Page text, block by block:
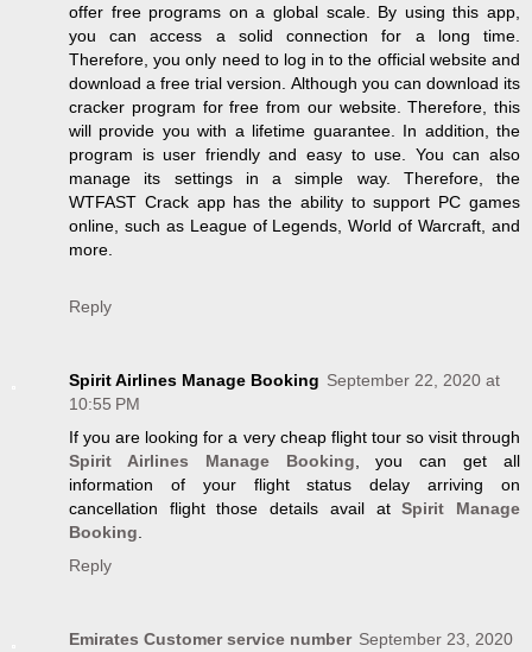
offer free programs on a global scale. By using this app,
you can access a solid connection for a long time.
Therefore, you only need to log in to the official website and
download a free trial version. Although you can download its
cracker program for free from our website. Therefore, this
will provide you with a lifetime guarantee. In addition, the
program is user friendly and easy to use. You can also
manage its settings in a simple way. Therefore, the
WTFAST Crack app has the ability to support PC games
online, such as League of Legends, World of Warcraft, and
more.
Reply
Spirit Airlines Manage Booking September 22, 2020 at
10:55 PM
If you are looking for a very cheap flight tour so visit through
Spirit Airlines Manage Booking, you can get all
information of your flight status delay arriving on
cancellation flight those details avail atSpirit Manage
Booking.
Reply
Emirates Customer service number September 23, 2020